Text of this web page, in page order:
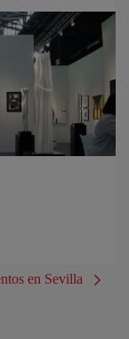
en Sevilla